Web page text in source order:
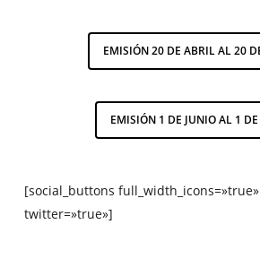
EMISIÓN 20 DE ABRIL AL 20
EMISIÓN 1 DE JUNIO AL 1
[social_buttons
twitter=»true»]